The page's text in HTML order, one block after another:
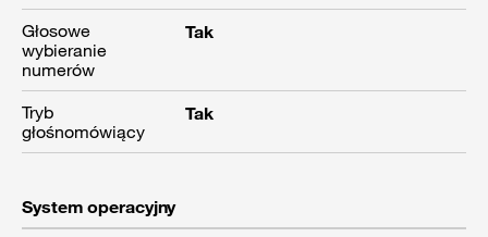
Głosowe
wybieranie
numerów
Tak
Tryb
głośnomówiący
Tak
System operacyjny